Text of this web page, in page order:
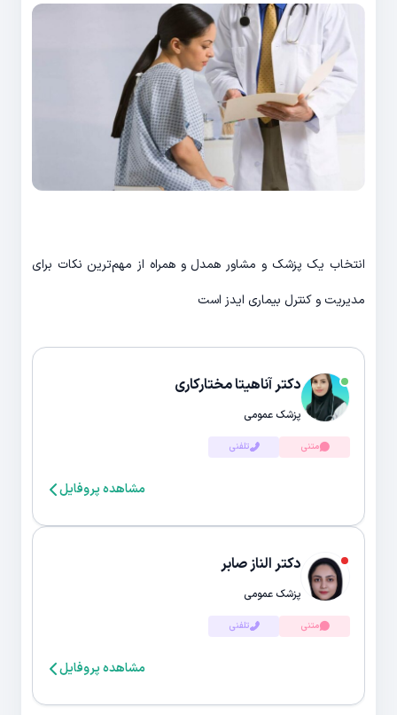
انتخاب یک پزشک و مشاور همدل و همراه از مهم‌ترین نکات برای
مدیریت و کنترل بیماری ایدز است
دکتر آناهیتا مختارکاری
پزشک عمومی
متنی تلفنی
مشاهده پروفایل
دکتر الناز صابر
پزشک عمومی
متنی تلفنی
مشاهده پروفایل